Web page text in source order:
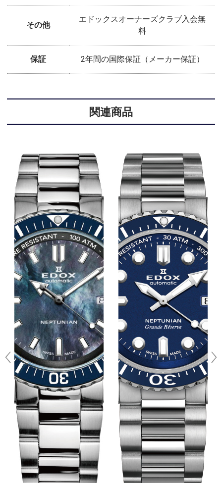
その他
エドックスオーナーズクラブ入会無
料
保証 2年間の国際保証（メーカー保証）
関連商品